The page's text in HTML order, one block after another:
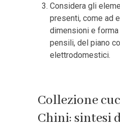
Considera gli
presenti, come ad
dimensioni e
pensili, del piano
elettrodomestici.
Collezione
Chini: sintesi